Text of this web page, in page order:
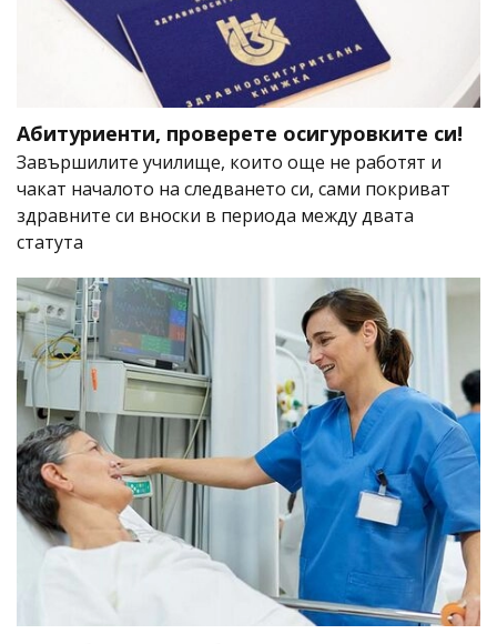
Абитуриенти, проверете осигуровките си!
Завършилите училище, които още не работят и
чакат началото на следването си, сами покриват
здравните си вноски в периода между двата
статута